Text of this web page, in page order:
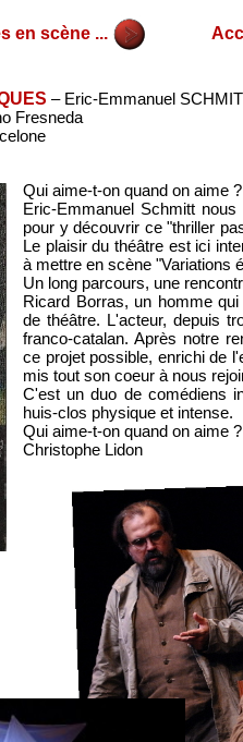
– Eric-Emmanuel
Fresneda
en scène ...
Qui aime-t-on quand on aime
Eric-Emmanuel Schmitt
pour y découvrir ce "thriller
Le plaisir du théâtre est ici
à mettre en scène "Variations
Un long parcours, une
Ricard Borras, un homme
de théâtre. L'acteur, depuis
franco-catalan. Après notre
ce projet possible, enrichi de
mis tout son coeur à nous
C'est un duo de comédiens
huis-clos physique et intense.
Qui aime-t-on quand on aime
Christophe Lidon